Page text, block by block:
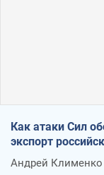
Как атаки Сил
экспорт
Андрей Клименко